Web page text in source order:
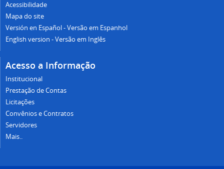
Acessibilidade
Mapa do site
Versión en Español - Versão em Espanhol
English version - Versão em Inglês
Acesso a Informação
Institucional
Prestação de Contas
Licitações
Convênios e Contratos
Servidores
Mais..